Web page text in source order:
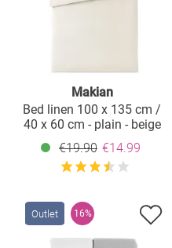
Makian
Bed linen 100 x 135 cm /
40 x 60 cm - plain - beige
€19.90 €14.99
Outlet 16%